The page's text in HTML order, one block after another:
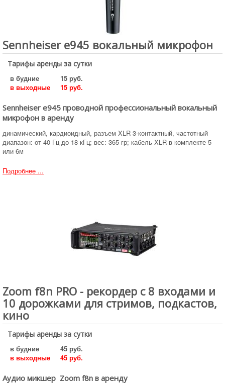
Sennheiser e945 вокальный микрофон
Тарифы аренды за сутки
в будние
15 руб.
в выходные
15 руб.
Sennheiser e945 проводной профессиональный вокальный
микрофон в аренду
динамический, кардиоидный, разъем XLR 3-контактный, частотный
диапазон: от 40 Гц до 18 кГц; вес: 365 гр; кабель XLR в комплекте 5
или 6м
Подробнее ...
Zoom f8n PRO - рекордер с 8 входами и
10 дорожками для стримов, подкастов,
кино
Тарифы аренды за сутки
в будние
45 руб.
в выходные
45 руб.
Аудио микшер Zoom f8n в аренду